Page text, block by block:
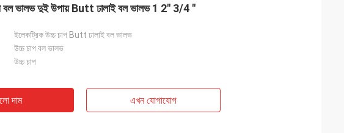
বল ভালভ দুই উপায় Butt ঢালাই বল ভালভ 1 2" 3/4 "
ইলেকট্রিক উচ্চ চাপ Butt ঢালাই বল ভালভ
উচ্চ চাপ বল ভালভ
উচ্চ চাপ
দাম এখন যোগাযোগ